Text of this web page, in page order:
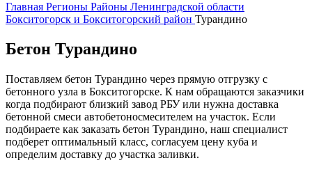
Главная Регионы Районы Ленинградской области
Бокситогорск и Бокситогорский район Турандино
Бетон Турандино
Поставляем бетон Турандино через прямую отгрузку с
бетонного узла в Бокситогорске. К нам обращаются заказчики
когда подбирают близкий завод РБУ или нужна доставка
бетонной смеси автобетоносмесителем на участок. Если
подбираете как заказать бетон Турандино, наш специалист
подберет оптимальный класс, согласуем цену куба и
определим доставку до участка заливки.